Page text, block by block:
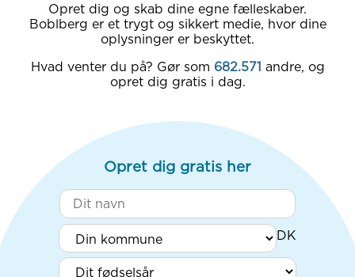
Opret dig og skab dine egne fælleskaber.
Boblberg er et trygt og sikkert medie, hvor dine
oplysninger er beskyttet.
Hvad venter du på? Gør som 682.571 andre, og
opret dig gratis i dag.
Opret dig gratis her